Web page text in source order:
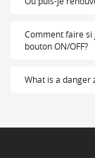
Comment faire si
bouton ON/OFF?
What is a danger